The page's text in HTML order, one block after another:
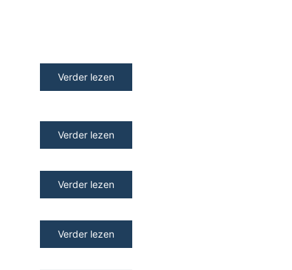
Verder lezen
Verder lezen
Verder lezen
Verder lezen